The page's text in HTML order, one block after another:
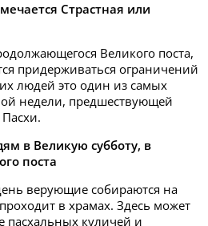
Страстная или
Великого поста,
придерживаться ограничений
людей это один из самых
недели, предшествующей
в Великую субботу, в
поста
верующие собираются на
в храмах. Здесь может
пасхальных куличей и